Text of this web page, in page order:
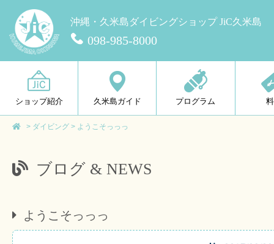
沖縄・久米島ダイビングショップ JiC久米島
098-985-8000
ショップ紹介 久米島ガイド プログラム
> ダイビング > ようこそっっっ
ブログ & NEWS
ようこそっっっ